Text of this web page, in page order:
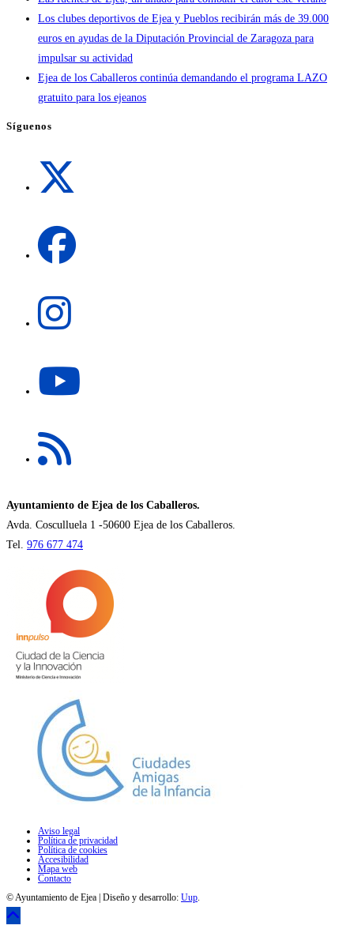
Los clubes deportivos de Ejea y Pueblos recibirán más de 39.000
euros en ayudas de la Diputación Provincial de Zaragoza para
impulsar su actividad
Ejea de los Caballeros continúa demandando el programa LAZO
gratuito para los ejeanos
Síguenos
pestaña
abre
abre
nueva
pestaña
en
nueva
pestaña
Ayuntamiento de Ejea de los Caballeros.
Avda. Cosculluela 1 -50600 Ejea de los Caballeros.
Tel. 976 677 474
Aviso legal
Política de privacidad
Política de cookies
Accesibilidad
Mapa web
Contacto
© Ayuntamiento de Ejea | Diseño y desarrollo: Uup.